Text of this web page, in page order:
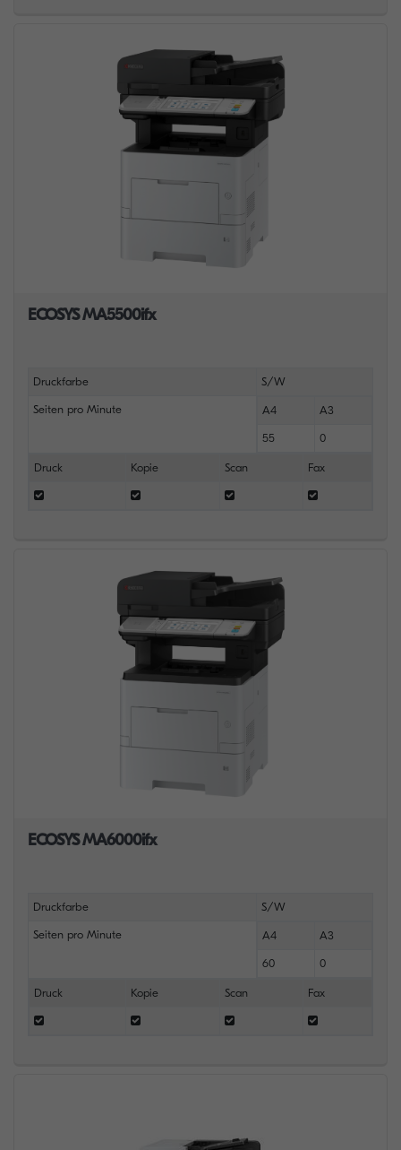
ECOSYS MA5500ifx
Druckfarbe S/W
Seiten pro Minute A4 A3
55 0
Druck Kopie Scan Fax
ECOSYS MA6000ifx
Druckfarbe S/W
Seiten pro Minute A4 A3
60 0
Druck Kopie Scan Fax